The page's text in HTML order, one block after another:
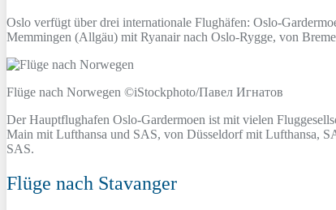
Oslo verfügt über drei internationale Flughäfen: Oslo-
Memmingen (Allgäu) mit Ryanair nach Oslo-Rygge, von
Flüge nach Norwegen ©iStockphoto/Павел Игнатов
Der Hauptflughafen Oslo-Gardermoen ist mit vielen
Main mit Lufthansa und SAS, von Düsseldorf mit Lufthansa,
SAS.
Flüge nach Stavanger